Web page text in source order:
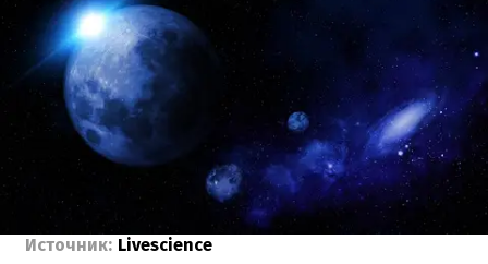
Источник: Livescience